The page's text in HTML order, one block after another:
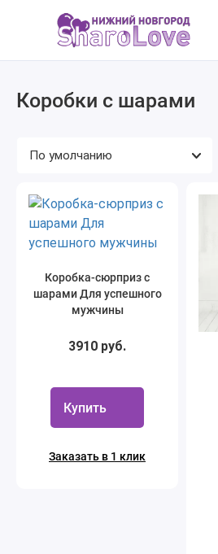
Коробки с шарами
Коробка-сюрприз с
шарами Для успешного
мужчины
3910 руб.
Купить
Заказать в 1 клик